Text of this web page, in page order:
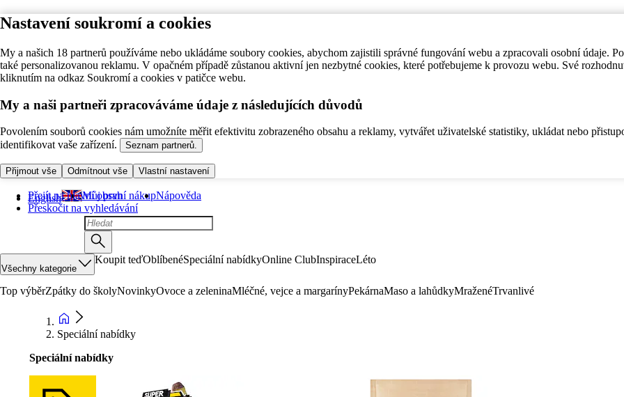
Nastavení soukromí a cookies
My a našich 18 partnerů používáme nebo ukládáme soubory cookies, abychom zajistili správné fungování webu a zpracovali osobní údaje.
také personalizovanou reklamu. V opačném případě zůstanou aktivní jen nezbytné cookies, které potřebujeme k provozu webu. Své
kliknutím na odkaz Soukromí a cookies v patičce webu.
My a naši partneři zpracováváme údaje z následujících důvodů
Povolením souborů cookies nám umožníte měřit efektivitu zobrazeného obsahu a reklamy, vytvářet uživatelské statistiky, ukládat nebo
identifikovat vaše zařízení.
Seznam partnerů.
Přijmout vše Odmítnout vše Vlastní nastavení
Přejít na hlavní obsah
Přeskočit na vyhledávání
English Můj první nákupNápověda
Všechny kategorie
Koupit teďOblíbenéSpeciální nabídkyOnline ClubInspiraceLéto
Top výběrZpátky do školyNovinkyOvoce a zeleninaMléčné, vejce a margarínyPekárnaMaso a lahůdkyMraženéTrvanlivé
Speciální nabídky
Speciální nabídky